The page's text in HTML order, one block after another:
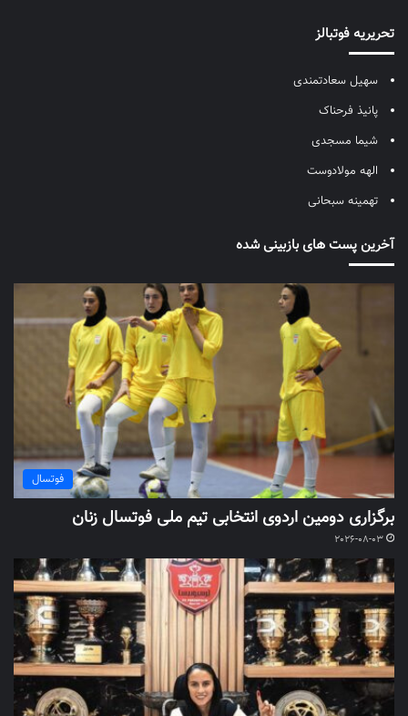
تحریریه فوتبالز
سهیل سعادتمندی
پانیذ فرحناک
شیما مسجدی
الهه مولادوست
تهمینه سبحانی
آخرین پست های بازبینی شده
فوتسال
برگزاری دومین اردوی انتخابی تیم ملی فوتسال زنان
2026-08-03